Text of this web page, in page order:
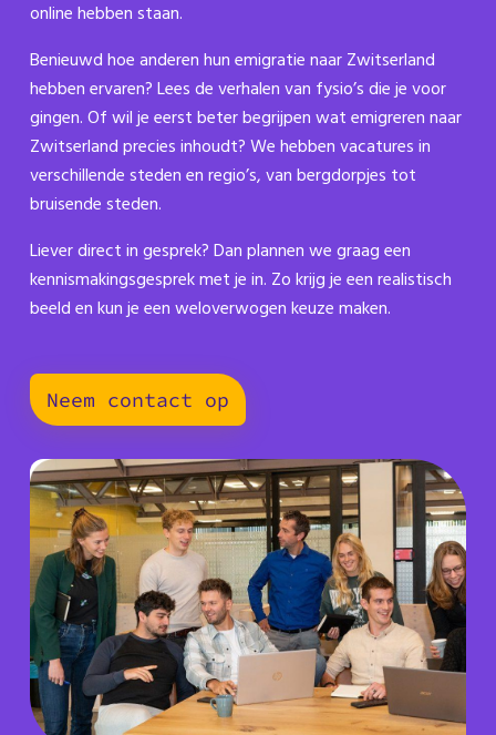
online hebben staan.
Benieuwd hoe anderen hun emigratie naar Zwitserland
hebben ervaren? Lees de verhalen van fysio’s die je voor
gingen. Of wil je eerst beter begrijpen wat emigreren naar
Zwitserland precies inhoudt? We hebben vacatures in
verschillende steden en regio’s, van bergdorpjes tot
bruisende steden.
Liever direct in gesprek? Dan plannen we graag een
kennismakingsgesprek met je in. Zo krijg je een realistisch
beeld en kun je een weloverwogen keuze maken.
Neem contact op